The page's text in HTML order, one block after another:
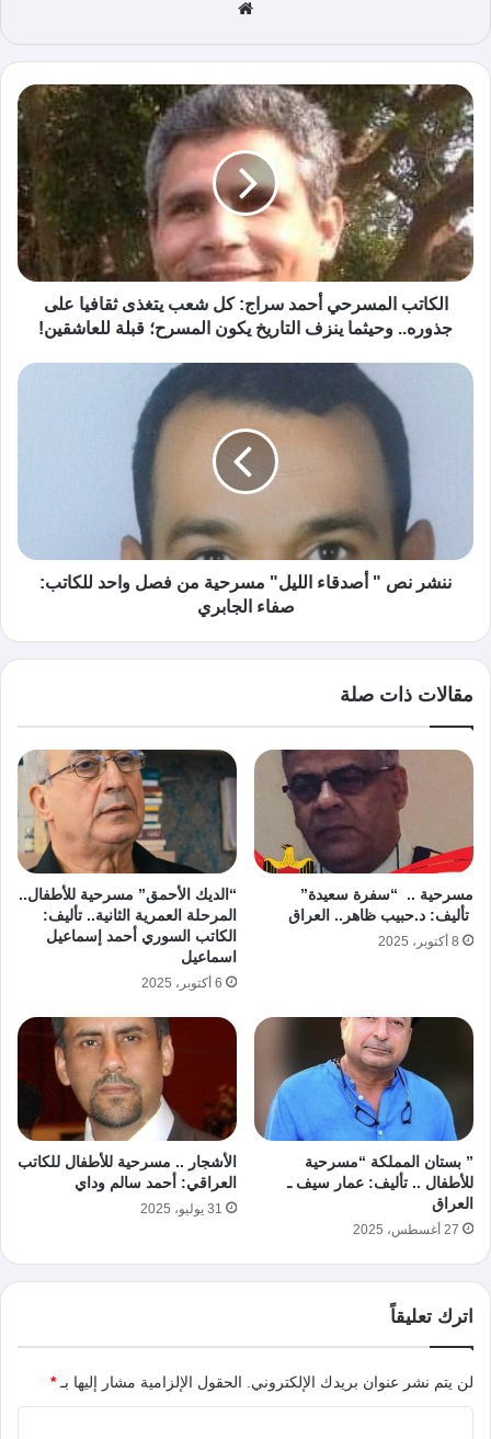
الوي
ب
الكاتب المسرحي أحمد سراج: كل شعب يتغذى ثقافيا على
جذوره.. وحيثما ينزف التاريخ يكون المسرح؛ قبلة للعاشقين!
ننشر نص " أصدقاء الليل" مسرحية من فصل واحد للكاتب:
صفاء الجابري
مقالات ذات صلة
مسرحية .. “سفرة سعيدة”
تأليف: د.حبيب ظاهر.. العراق
8 أكتوبر، 2025
“الديك الأحمق” مسرحية للأطفال..
المرحلة العمرية الثانية.. تأليف:
الكاتب السوري أحمد إسماعيل
اسماعيل
6 أكتوبر، 2025
” بستان المملكة “مسرحية
للأطفال .. تأليف: عمار سيف ـ
العراق
27 أغسطس، 2025
الأشجار .. مسرحية للأطفال للكاتب
العراقي: أحمد سالم وداي
31 يوليو، 2025
اترك تعليقاً
لن يتم نشر عنوان بريدك الإلكتروني. الحقول الإلزامية مشار إليها بـ*